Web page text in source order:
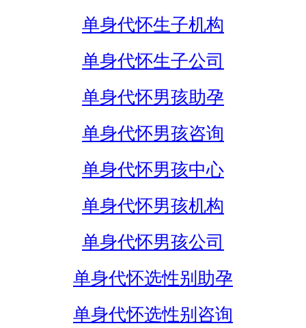
单身代怀生子机构
单身代怀生子公司
单身代怀男孩助孕
单身代怀男孩咨询
单身代怀男孩中心
单身代怀男孩机构
单身代怀男孩公司
单身代怀选性别助孕
单身代怀选性别咨询